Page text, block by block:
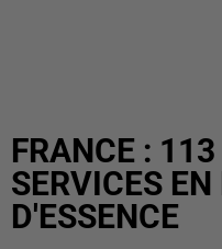
FRANCE :
SERVICES
D'ESSENCE